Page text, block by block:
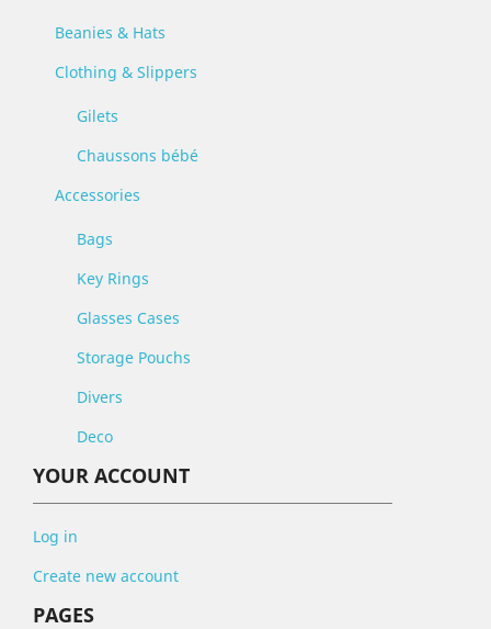
Beanies & Hats
Clothing & Slippers
Gilets
Chaussons bébé
Accessories
Bags
Key Rings
Glasses Cases
Storage Pouchs
Divers
Deco
YOUR ACCOUNT
Log in
Create new account
PAGES